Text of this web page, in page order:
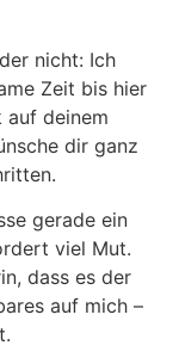
nicht: Ich
Zeit bis hier
auf deinem
dir ganz
gerade ein
viel Mut.
dass es der
auf mich –